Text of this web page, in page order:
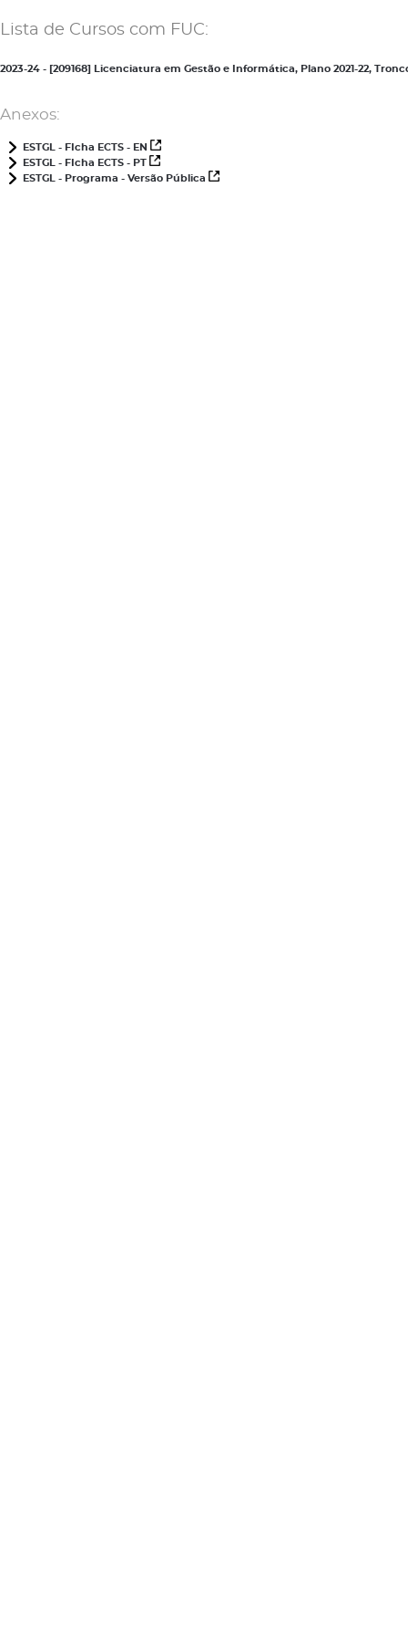
Lista de Cursos com FUC:
2023-24 - [209168] Licenciatura em Gestão e Informática, Plano 2021-22,
Anexos:
ESTGL - FIcha ECTS - EN
ESTGL - FIcha ECTS - PT
ESTGL - Programa - Versão Pública